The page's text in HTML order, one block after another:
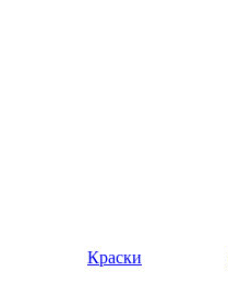
Краски